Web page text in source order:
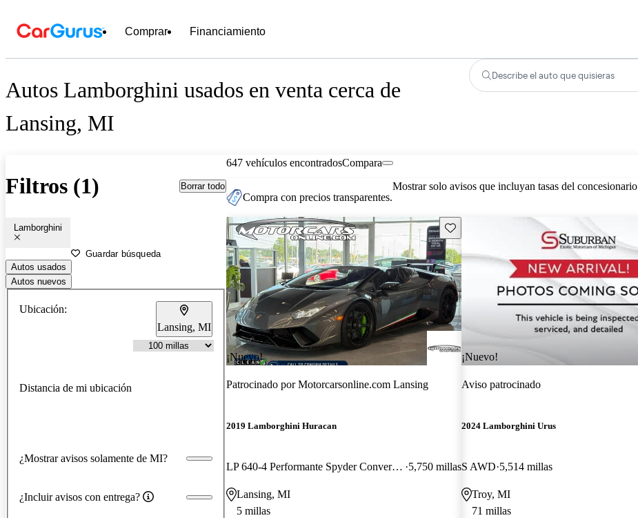
Comprar Financiamiento
Autos Lamborghini usados en venta cerca de
Lansing, MI
Describe el auto que quisieras
Filtros (1) Borrar todo
Lamborghini
Guardar búsqueda
Autos usados
Autos nuevos
Ubicación:
Lansing, MI
Distancia de mi ubicación
¿Mostrar avisos solamente de MI?
¿Incluir avisos con entrega?
647 vehículos encontradosCompara
Compra con precios transparentes.
Mostrar solo avisos que incluyan tasas del concesionario
¡Nuevo!
Guarda este Aviso
Patrocinado porMotorcarsonline.com Lansing
2019 Lamborghini Huracan
LP 640-4 Performante Spyder Convertible AWD 5,750 millas
Lansing, MI
5 millas
¡Nuevo!
Aviso patrocinado
2024 Lamborghini Urus
S AWD 5,514 millas
Troy, MI
71 millas